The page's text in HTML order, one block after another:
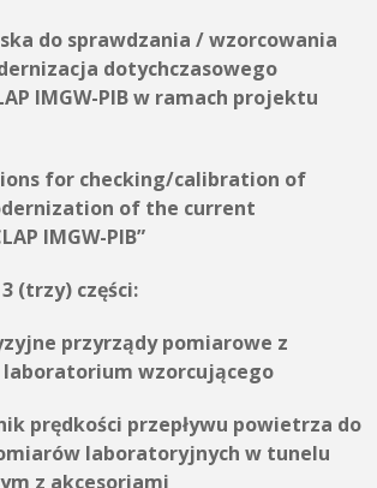
do sprawdzania / wzorcowania
dotychczasowego
IMGW-PIB w ramach projektu
for checking/calibration of
of the current
IMGW-PIB”
(trzy) części:
przyrządy pomiarowe z
laboratorium wzorcującego
prędkości przepływu powietrza do
laboratoryjnych w tunelu
z akcesoriami